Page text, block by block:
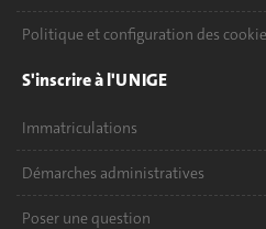
Politique et configuration des
S'inscrire à l'UNIGE
Immatriculations
Démarches administratives
Poser une question